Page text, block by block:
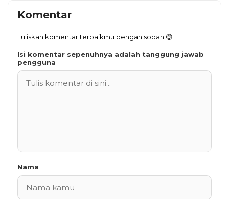
Komentar
Tuliskan komentar terbaikmu dengan sopan 😊
Isi komentar sepenuhnya adalah tanggung jawab
pengguna
Nama